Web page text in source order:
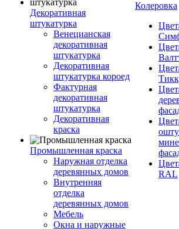
Декоративная
штукатурка
Венецианская
декоративная
штукатурка
Декоративная
штукатурка короед
Фактурная
декоративная
штукатурка
Декоративная
краска
Промышленная краска
Наружная отделка
деревянных домов
Внутренняя
отделка
деревянных домов
Мебель
Окна и наружные
Колеровка
RAL